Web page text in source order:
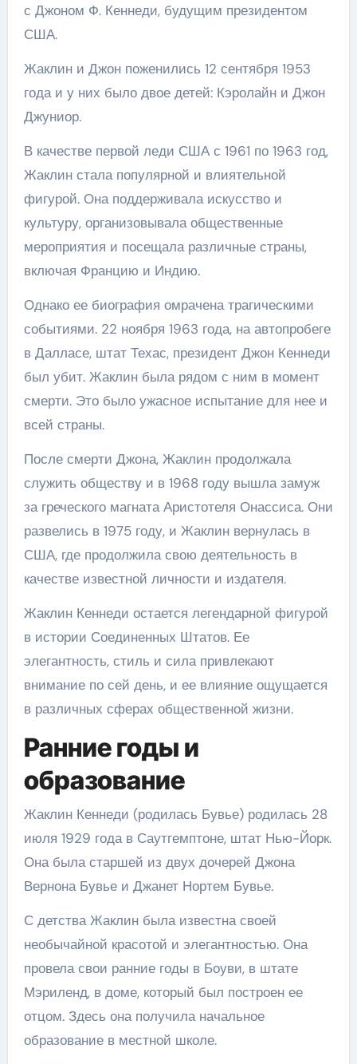
с Джоном Ф. Кеннеди, будущим президентом
США.
Жаклин и Джон поженились 12 сентября 1953
года и у них было двое детей: Кэролайн и Джон
Джуниор.
В качестве первой леди США с 1961 по 1963 год,
Жаклин стала популярной и влиятельной
фигурой. Она поддерживала искусство и
культуру, организовывала общественные
мероприятия и посещала различные страны,
включая Францию и Индию.
Однако ее биография омрачена трагическими
событиями. 22 ноября 1963 года, на автопробеге
в Далласе, штат Техас, президент Джон Кеннеди
был убит. Жаклин была рядом с ним в момент
смерти. Это было ужасное испытание для нее и
всей страны.
После смерти Джона, Жаклин продолжала
служить обществу и в 1968 году вышла замуж
за греческого магната Аристотеля Онассиса. Они
развелись в 1975 году, и Жаклин вернулась в
США, где продолжила свою деятельность в
качестве известной личности и издателя.
Жаклин Кеннеди остается легендарной фигурой
в истории Соединенных Штатов. Ее
элегантность, стиль и сила привлекают
внимание по сей день, и ее влияние ощущается
в различных сферах общественной жизни.
Ранние годы и
образование
Жаклин Кеннеди (родилась Бувье) родилась 28
июля 1929 года в Саутгемптоне, штат Нью-Йорк.
Она была старшей из двух дочерей Джона
Вернона Бувье и Джанет Нортем Бувье.
С детства Жаклин была известна своей
необычайной красотой и элегантностью. Она
провела свои ранние годы в Боуви, в штате
Мэриленд, в доме, который был построен ее
отцом. Здесь она получила начальное
образование в местной школе.